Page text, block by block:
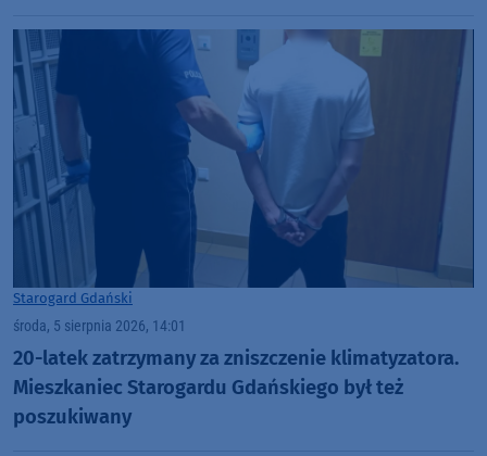
Starogard Gdański
środa, 5 sierpnia 2026, 14:01
20-latek zatrzymany za zniszczenie klimatyzatora.
Mieszkaniec Starogardu Gdańskiego był też
poszukiwany